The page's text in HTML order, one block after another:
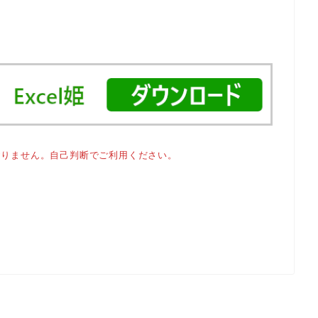
ません。自己判断でご利用ください。